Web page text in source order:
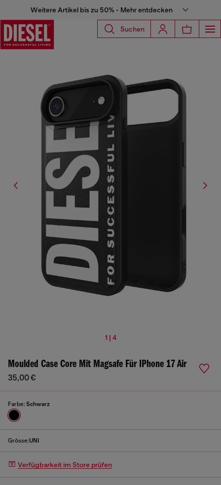
Weitere Artikel bis zu 50% - Mehr entdecken
Suchen
1 | 4
Moulded Case Core Mit Magsafe Für IPhone 17 Air
35,00 €
Farbe: Schwarz
Grösse:UNI
Verfügbarkeit im Store prüfen